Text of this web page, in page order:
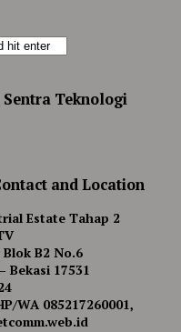
Teknologi
and Location
Estate Tahap 2
B2 No.6
Bekasi 17531
WA 085217260001,